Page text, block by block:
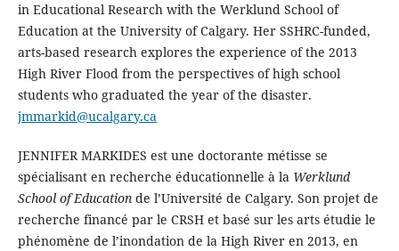
in Educational Research with the Werklund School of
Education at the University of Calgary. Her SSHRC-funded,
arts-based research explores the experience of the 2013
High River Flood from the perspectives of high school
students who graduated the year of the disaster.
jmmarkid@ucalgary.ca
JENNIFER MARKIDES est une doctorante métisse se
spécialisant en recherche éducationnelle à la Werklund
School of Education de l’Université de Calgary. Son projet de
recherche financé par le CRSH et basé sur les arts étudie le
phénomène de l’inondation de la High River en 2013, en